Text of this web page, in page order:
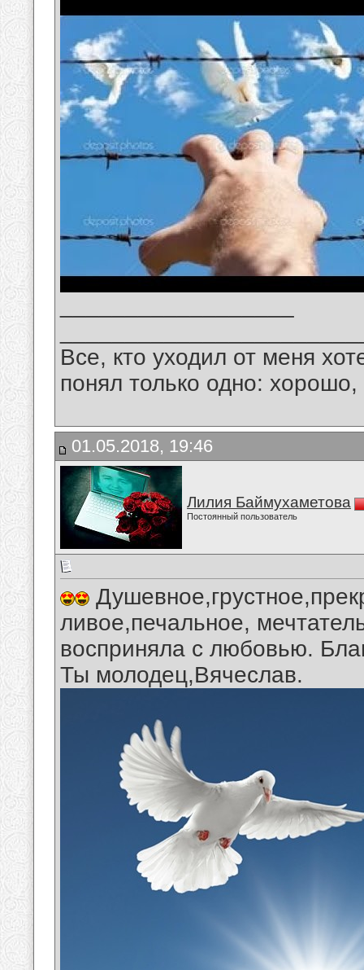
Все, кто уходил от меня
понял только одно:
01.05.2018, 19:46
Лилия Баймухаметова
Постоянный пользователь
ливое,печальное,
восприняла с любовью.
Ты молодец,Вячеслав.